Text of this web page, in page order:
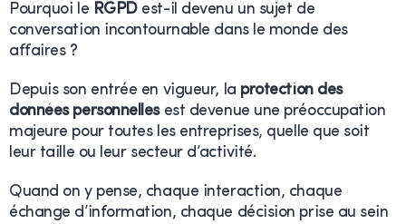
Pourquoi le RGPDest-il devenu un sujet de
conversation incontournable dans le monde des
affaires ?
Depuis son entrée en vigueur, la protection des
données personnellesest devenue une préoccupation
majeure pour toutes les entreprises, quelle que soit
leur taille ou leur secteur d’activité.
Quand on y pense, chaque interaction, chaque
échange d’information, chaque décision prise au sein